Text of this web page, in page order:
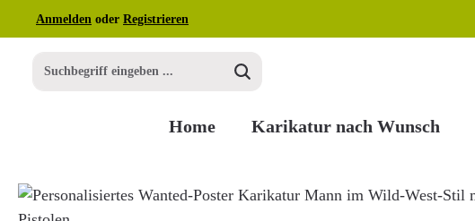
Hauptinhalt springen
Zur Suche springen
Zur Hauptnavigation springen
Anmelden oder Registrieren
Home Karikatur nach Wunsch
Bildergalerie überspringen